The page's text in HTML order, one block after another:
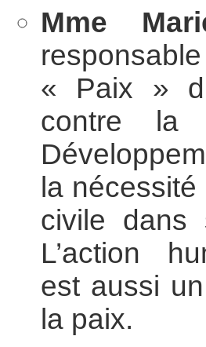
Mme
« Paix »
contre
la
civile dans
L’action
est aussi
la paix.